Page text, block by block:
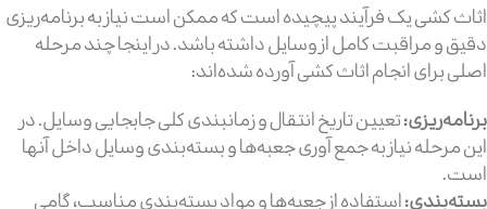
اثاث کشی یک فرآیند پیچیده است که ممکن است نیاز به برنامه‌ریزی
دقیق و مراقبت کامل از وسایل داشته باشد. در اینجا چند مرحله
اصلی برای انجام اثاث کشی آورده شده‌اند:
برنامه‌ریزی:تعیین تاریخ انتقال و زمانبندی کلی جابجایی وسایل. در
این مرحله نیاز به جمع آوری جعبه‌ها و بسته‌بندی وسایل داخل آنها
است.
بسته‌بندی:استفاده از جعبه‌ها و مواد بسته‌بندی مناسب، گامی